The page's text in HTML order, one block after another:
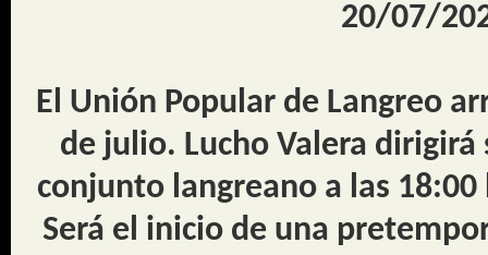
20/07/
El Unión Popular de Langreo
de julio. Lucho Valera
conjunto langreano a las
Será el inicio de una